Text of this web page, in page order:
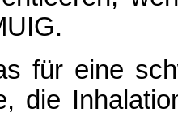
für eine
die